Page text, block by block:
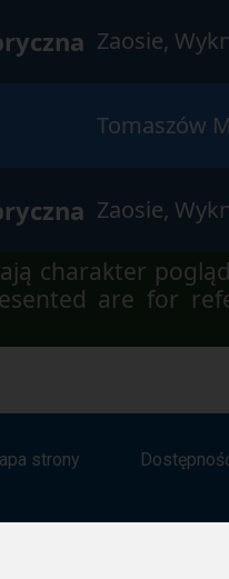
Zaosie,
Tomaszów
Zaosie,
charakter
are for
strony